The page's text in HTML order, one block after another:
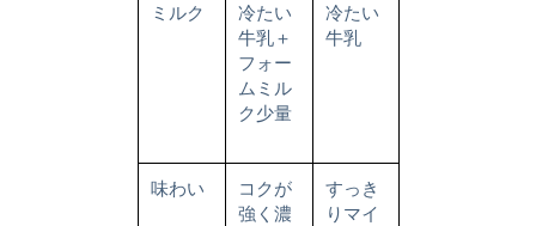
ミルク
冷たい
牛乳＋
フォー
ムミル
ク少量
冷たい
牛乳
味わい
コクが
強く濃
すっき
りマイ